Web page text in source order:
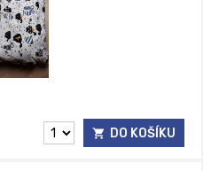
DO KOŠÍKU